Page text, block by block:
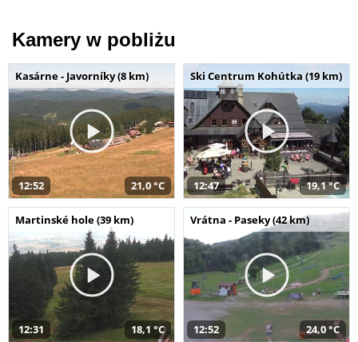
Kamery w pobliżu
Kasárne - Javorníky (8 km)
12:52 21,0 °C
Ski Centrum Kohútka (19 km)
12:47 19,1 °C
Martinské hole (39 km)
12:31 18,1 °C
Vrátna - Paseky (42 km)
12:52 24,0 °C